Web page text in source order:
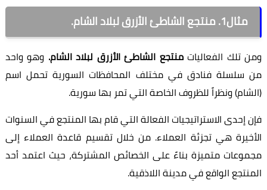
مثال1. منتجع الشاطئ الأزرق لبلاد الشام.
ومن تلك الفعالياتمنتجع الشاطئ الأزرق لبلاد الشام. وهو واحد
من سلسلة فنادق في مختلف المحافظات السورية تحمل اسم
(الشام) ونظراً للظروف الخاصة التي تمر بها سورية.
فإن إحدى الاستراتيجيات الفعالة التي قام بها المنتجع في السنوات
الأخيرة هي تجزئة العملاء. من خلال تقسيم قاعدة العملاء إلى
مجموعات متميزة بناءً على الخصائص المشتركة، حيث اعتمد أحد
المنتجع الواقع في مدينة اللاذقية.